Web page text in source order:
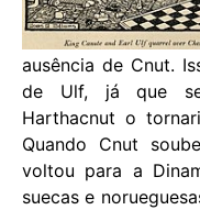
ausência de Cnut.
de Ulf, já que
Harthacnut o
Quando Cnut
voltou para a
suecas e